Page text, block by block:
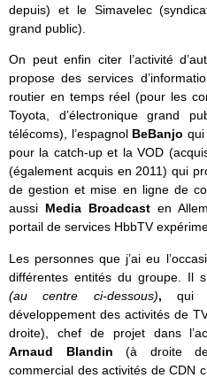
depuis) et le Simavelec
grand public).
On peut enfin citer l’activité
propose des services
routier en temps réel (pour les
Toyota, d’électronique grand
télécoms), l’espagnol BeBanjo qui
pour la catch-up et la VOD
(également acquis en 2011) qui
de gestion et mise en ligne de
aussi Media Broadcasten
portail de services HbbTV
Les personnes que j’ai eu
différentes entités du groupe. Il
(au centre ci-dessous),qui
développement des activités de
droite),
chef de projet dans
Arnaud Blandin(à droite
commercial des activités de CDN